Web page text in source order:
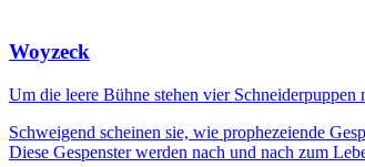
Woyzeck
Um die leere Bühne stehen vier
Schweigend scheinen sie, wie prophezeiende
Diese Gespenster werden nach und nach zum